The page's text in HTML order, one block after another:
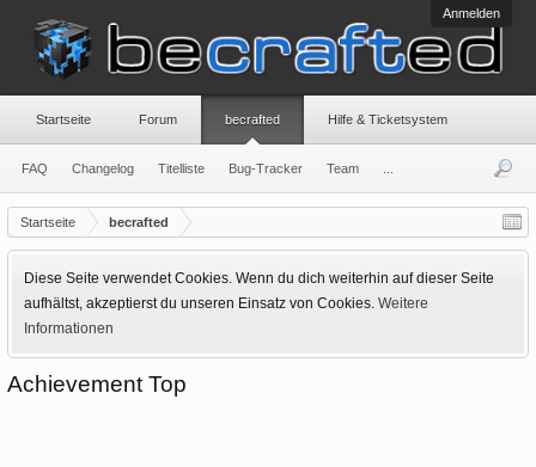
Anmelden
Startseite becrafted
Diese Seite verwendet Cookies. Wenn du dich weiterhin auf dieser Seite
aufhältst, akzeptierst du unseren Einsatz von Cookies. Weitere
Informationen
Achievement Top
Startseite Forum becrafted
FAQ Changelog Titelliste Bug-Tracker Team
Hilfe & Ticketsystem